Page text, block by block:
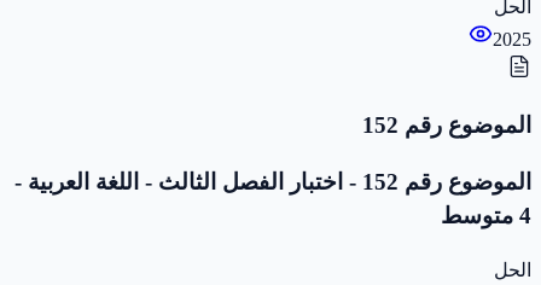
الحل
2025
الموضوع رقم 152
الموضوع رقم 152 - اختبار الفصل الثالث - اللغة العربية -
4 متوسط
الحل